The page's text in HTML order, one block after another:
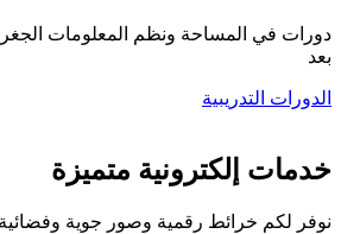
دورات في المساحة ونظم المعلومات
بعد
الدورات التدريبية
خدمات إلكترونية متميزة
نوفر لكم خرائط رقمية وصور جوية وفضائية